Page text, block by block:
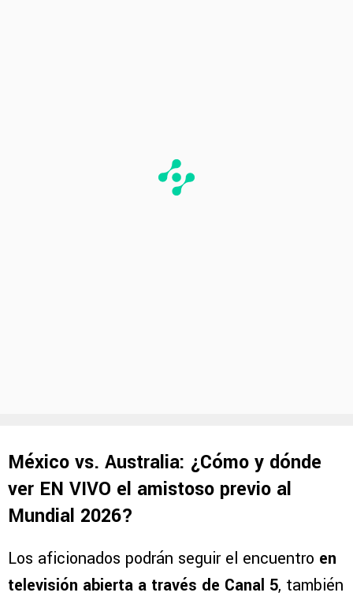
México vs. Australia: ¿Cómo y dónde
ver EN VIVO el amistoso previo al
Mundial 2026?
Los aficionados podrán seguir el encuentro en
televisión abierta a través de Canal 5, también